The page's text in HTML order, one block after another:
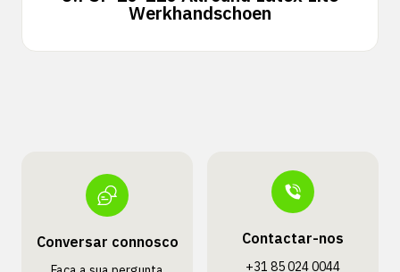
Werkhandschoen
Conversar connosco Contactar-nos
+31 85 024 0044